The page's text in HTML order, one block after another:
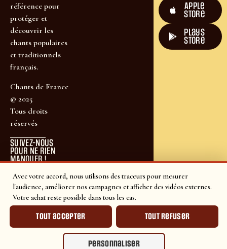
Avec votre accord, nous utilisons des traceurs pour mesurer
l'audience, améliorer nos campagnes et afficher des vidéos externes.
Votre achat reste possible dans tous les cas.
Tout accepter Tout refuser
Personnaliser
référence pour
protéger et
découvrir les
chants populaires
et traditionnels
français.
Chants de France
© 2025
Tous droits
réservés
SUIVEZ-NOUS
POUR NE RIEN
MANQUER !
Apple
Store
plays
store